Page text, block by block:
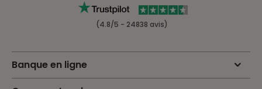
(4.8/5 - 24838 avis)
Banque en ligne